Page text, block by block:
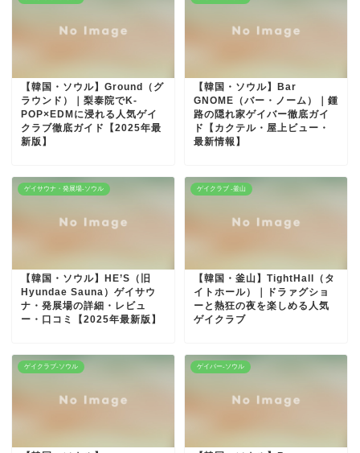
【韓国・ソウル】Ground（グ
ラウンド）｜梨泰院でK-
POP×EDMに浸れる人気ゲイ
クラブ徹底ガイド【2025年最
新版】
【韓国・ソウル】Bar
GNOME（バー・ノーム）｜鍾
路の隠れ家ゲイバー徹底ガイ
ド【カクテル・屋上ビュー・
最新情報】
ゲイサウナ・発展場-ソウル
【韓国・ソウル】HE’S（旧
Hyundae Sauna）ゲイサウ
ナ・発展場の詳細・レビュ
ー・口コミ【2025年最新版】
ゲイクラブ -釜山
【韓国・釜山】TightHall（タ
イトホール）｜ドラァグショ
ーと熱狂の夜を楽しめる人気
ゲイクラブ
ゲイクラブ-ソウル ゲイバー-ソウル